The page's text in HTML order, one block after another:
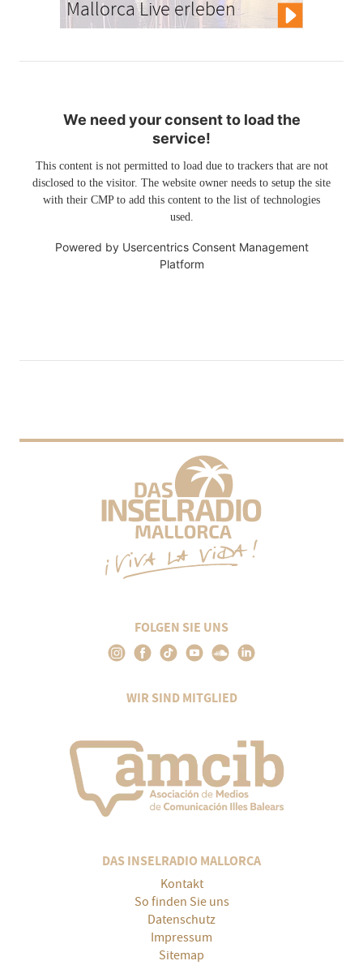
Mallorca Live erleben
We need your consent to load the
service!
This content is not permitted to load due to trackers that are not
disclosed to the visitor. The website owner needs to setup the site
with their CMP to add this content to the list of technologies
used.
Powered by Usercentrics Consent Management
Platform
FOLGEN SIE UNS
WIR SIND MITGLIED
DAS INSELRADIO MALLORCA
Kontakt
So finden Sie uns
Datenschutz
Impressum
Sitemap